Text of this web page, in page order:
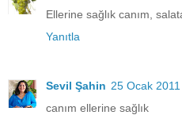
Ellerine sağlık canım,
Yanıtla
Sevil Şahin 25 Ocak
canım ellerine sağlık